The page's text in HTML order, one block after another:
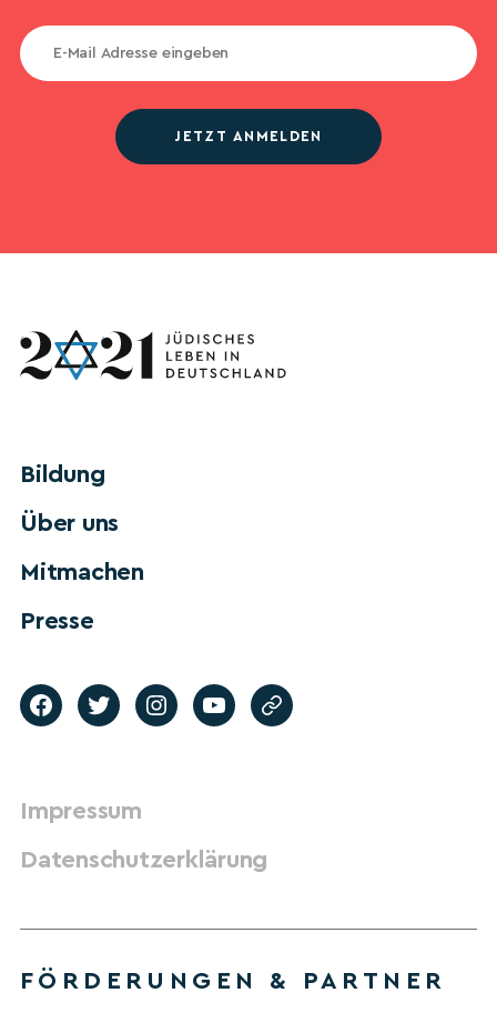
JETZT ANMELDEN
Bildung
Über uns
Mitmachen
Presse
Impressum
Datenschutzerklärung
FÖRDERUNGEN & PARTNER